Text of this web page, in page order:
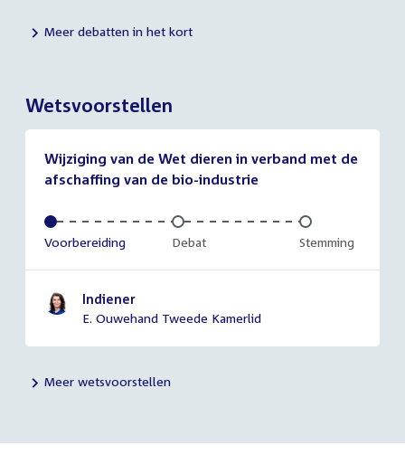
Meer debatten in het kort
Wetsvoorstellen
Wijziging van de Wet dieren in verband met de
afschaffing van de bio-industrie
Voltooid:
Voorbereiding Onvoltooid:
Debat Onvoltooid:
Stemming
Indiener
E. Ouwehand Tweede Kamerlid
Meer wetsvoorstellen